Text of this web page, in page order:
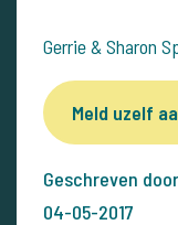
Gerrie & Sharon
Meld uzelf
Geschreven
04-05-2017